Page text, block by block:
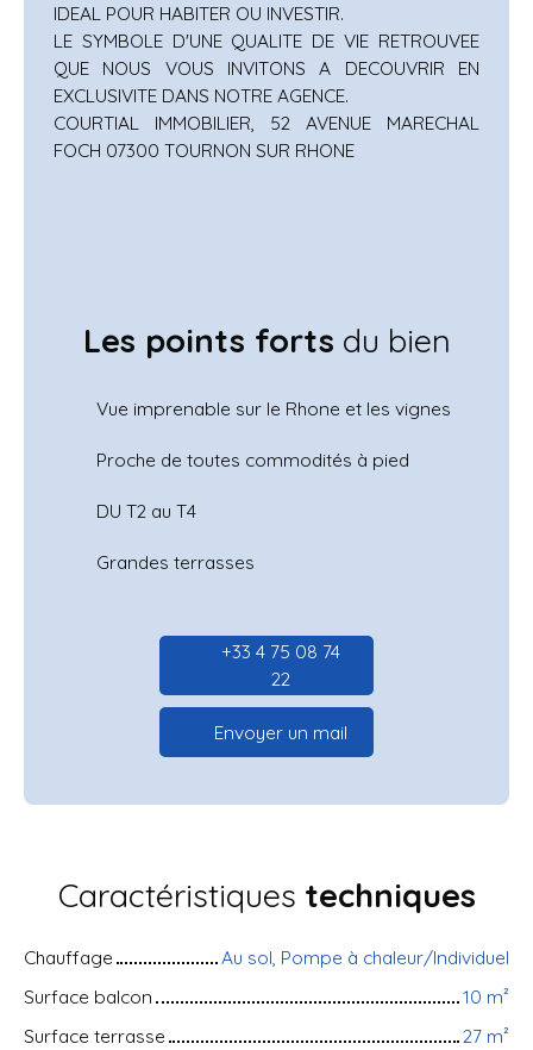
IDEAL POUR HABITER OU INVESTIR.
LE SYMBOLE D'UNE QUALITE DE VIE RETROUVEE
QUE NOUS VOUS INVITONS A DECOUVRIR EN
EXCLUSIVITE DANS NOTRE AGENCE.
COURTIAL IMMOBILIER, 52 AVENUE MARECHAL
FOCH 07300 TOURNON SUR RHONE
Les points forts du bien
Vue imprenable sur le Rhone et les vignes
Proche de toutes commodités à pied
DU T2 au T4
Grandes terrasses
+33 4 75 08 74
22
Envoyer un mail
Caractéristiques techniques
Chauffage
Au sol, Pompe à chaleur/Individuel
Surface balcon
10 m²
Surface terrasse
27 m²